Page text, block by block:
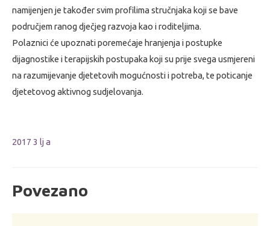
namijenjen je također svim profilima stručnjaka koji se bave
područjem ranog dječjeg razvoja kao i roditeljima.
Polaznici će upoznati poremećaje hranjenja i postupke
dijagnostike i terapijskih postupaka koji su prije svega usmjereni
na razumijevanje djetetovih mogućnosti i potreba, te poticanje
djetetovog aktivnog sudjelovanja.
2017 3 lj a
Povezano